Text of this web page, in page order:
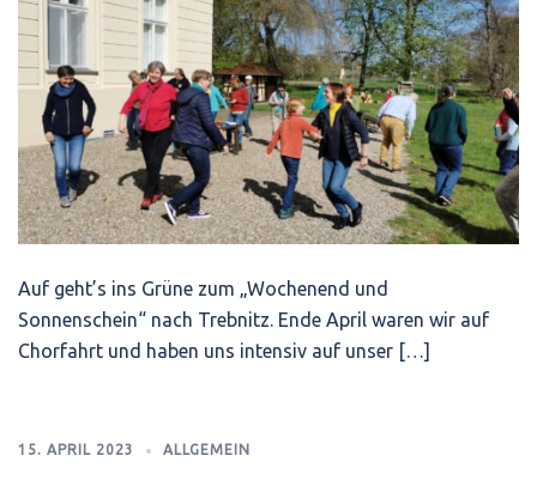
Auf geht’s ins Grüne zum „Wochenend und
Sonnenschein“ nach Trebnitz. Ende April waren wir auf
Chorfahrt und haben uns intensiv auf unser […]
15. APRIL 2023 ALLGEMEIN